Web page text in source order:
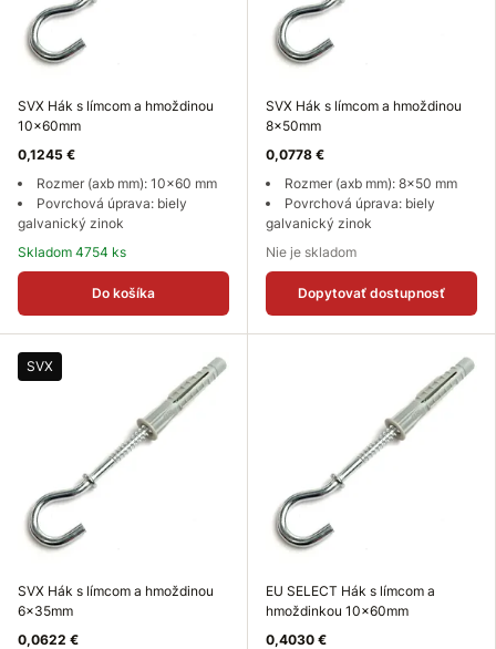
SVX Hák s límcom a hmoždinou
10x60mm
0,1245 €
Rozmer (axb mm): 10x60 mm
Povrchová úprava: biely
galvanický zinok
Skladom 4754 ks
Do košíka
SVX Hák s límcom a hmoždinou
8x50mm
0,0778 €
Rozmer (axb mm): 8x50 mm
Povrchová úprava: biely
galvanický zinok
Nie je skladom
Dopytovať dostupnosť
SVX
SVX Hák s límcom a hmoždinou
6x35mm
0,0622 €
EU SELECT Hák s límcom a
hmoždinkou 10x60mm
0,4030 €